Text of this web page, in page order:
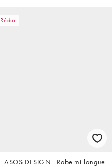
Réduc
ASOS DESIGN - Robe mi-longue